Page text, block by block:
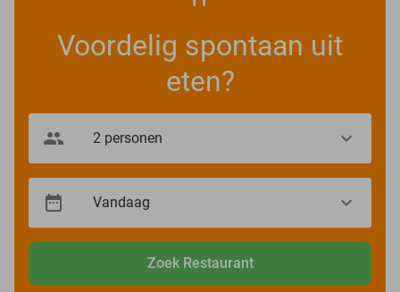
Voordelig spontaan uit
eten?
Zoek Restaurant